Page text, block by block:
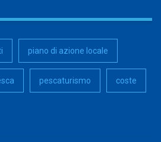
piano di azione locale
pescaturismo coste